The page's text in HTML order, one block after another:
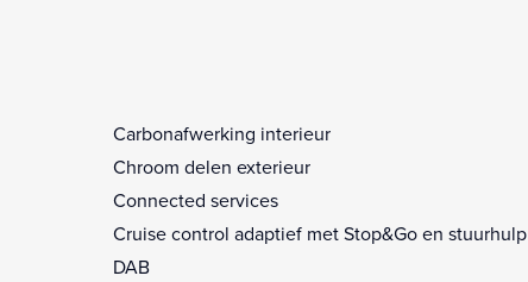
Carbonafwerking interieur
Chroom delen exterieur
Connected services
Cruise control adaptief met Stop&Go en stuurhulp
DAB